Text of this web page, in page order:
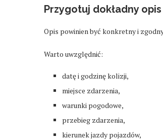
Przygotuj dokładny
Opis powinien być konkretny i
Warto uwzględnić:
datę i godzinę kolizji,
miejsce zdarzenia,
warunki pogodowe,
przebieg zdarzenia,
kierunek jazdy pojazdów,